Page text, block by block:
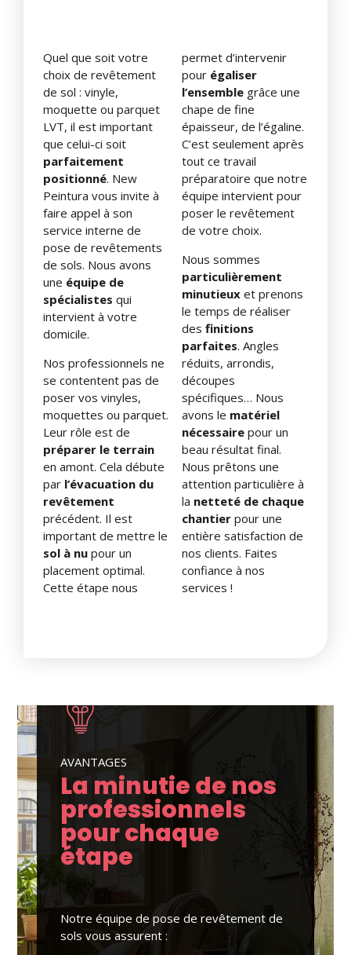
Quel que soit votre
choix de revêtement
de sol : vinyle,
moquette ou parquet
LVT, il est important
que celui-ci soit
parfaitement
positionné. New
Peintura vous invite à
faire appel à son
service interne de
pose de revêtements
de sols. Nous avons
une équipe de
spécialistes qui
intervient à votre
domicile.
Nos professionnels ne
se contentent pas de
poser vos vinyles,
moquettes ou parquet.
Leur rôle est de
préparer le terrain
en amont. Cela débute
par l’évacuation du
revêtement
précédent. Il est
important de mettre le
sol à nu pour un
placement optimal.
Cette étape nous
permet d’intervenir
pour égaliser
l’ensemblegrâce une
chape de fine
épaisseur, de l’égaline.
C’est seulement après
tout ce travail
préparatoire que notre
équipe intervient pour
poser le revêtement
de votre choix.
Nous sommes
particulièrement
minutieuxet prenons
le temps de réaliser
des finitions
parfaites. Angles
réduits, arrondis,
découpes
spécifiques… Nous
avons le matériel
nécessairepour un
beau résultat final.
Nous prêtons une
attention particulière à
la netteté de chaque
chantierpour une
entière satisfaction de
nos clients. Faites
confiance à nos
services !
AVANTAGES
La minutie de nos
professionnels
pour chaque
étape
Notre équipe de pose de revêtement de
sols vous assurent :